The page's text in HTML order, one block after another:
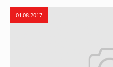
01.08.2017